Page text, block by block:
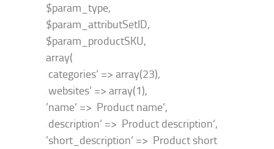
$param_type,
$param_attributSetID,
$param_productSKU,
array(
‚categories‘ => array(23),
‚websites‘ => array(1),
’name‘ => ‚Product name‘,
‚description‘ => ‚Product description‘,
’short_description‘ => ‚Product short